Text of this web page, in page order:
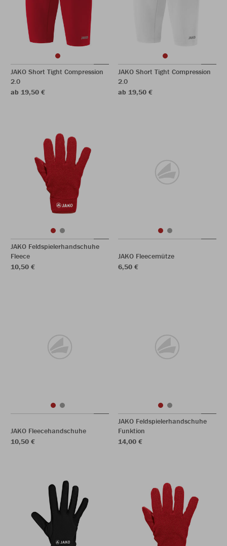
JAKO Short Tight Compression
2.0
ab 19,50 €
JAKO Short Tight Compression
2.0
ab 19,50 €
JAKO Feldspielerhandschuhe
Fleece
10,50 €
JAKO Fleecemütze
6,50 €
JAKO Fleecehandschuhe
10,50 €
JAKO Feldspielerhandschuhe
Funktion
14,00 €